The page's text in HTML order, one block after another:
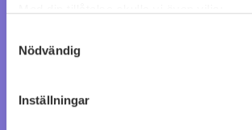
som kan ha en noggrannhet på upp
Ta reda på mer om hur dina personliga
Nödvändig
Inställningar